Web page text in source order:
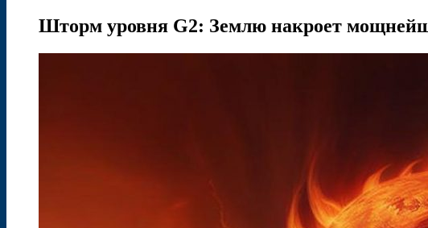
Шторм уровня G2: Землю накроет